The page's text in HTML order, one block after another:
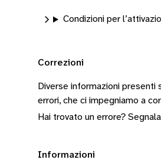
Condizioni per
Correzioni
Diverse informazioni
errori, che ci impegniamo a
Hai trovato un errore?
Informazioni